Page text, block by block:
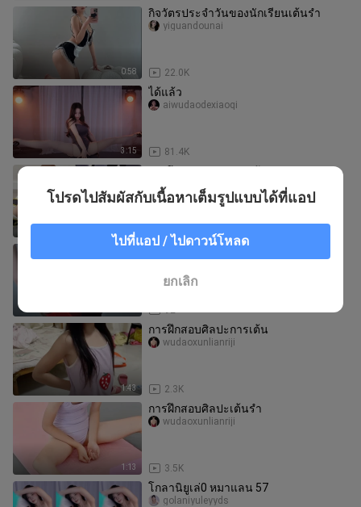
0:58
กิจวัตรประจำวันของนักเรียนเต้นรำ
22.0K
yiguandounai
3:15
ได้แล้ว
81.4K
aiwudaodexiaoqi
1.1K
wudaoxunlianriji
การฝึกซ้อมของวงเกิร์ลกรุ๊ป
92
1:43
การฝึกสอบศิลปะการเต้น
2.3K
wudaoxunlianriji
1:13
การฝึกสอบศิลปะเต้นรำ
3.5K
wudaoxunlianriji
โกลานิยูเล่0 หมาแลน 57
golaniyuleyyds
โปรดไปสัมผัสกับเนื้อหาเต็มรูปแบบได้ที่แอป
ไปที่แอป / ไปดาวน์โหลด
ยกเลิก